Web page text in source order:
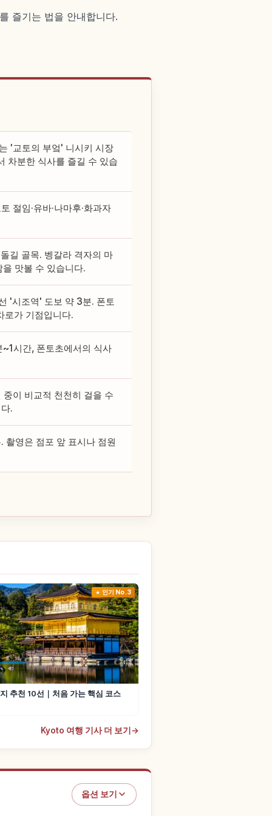
즐기는 법을 안내합니다.
'교토의 부엌' 니시키 시장
차분한 식사를 즐길 수 있습
절임·유바·나마후·화과자
길 골목. 벵갈라 격자의 마
맛볼 수 있습니다.
'시조역' 도보 약 3분. 폰토
로가 기점입니다.
시간, 폰토초에서의 식사
이 비교적 천천히 걸을 수
.
촬영은 점포 앞 표시나 점원
인기 No.3
추천 10선｜처음 가는 핵심 코스
Kyoto 여행 기사 더 보기→
옵션 보기